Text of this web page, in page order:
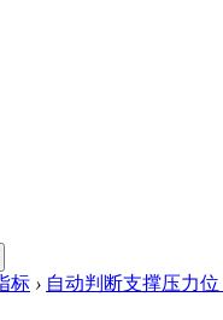
标 › 自动判断支撑压力